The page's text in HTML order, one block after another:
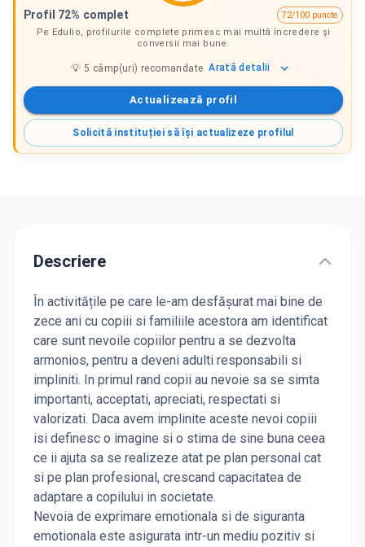
Profil 72% complet
72/100 puncte
Pe Edulio, profilurile complete primesc mai multă încredere și
conversii mai bune.
💡5 câmp(uri) recomandate Arată detalii
Actualizează profil
Solicită instituției să își actualizeze profilul
Descriere
În activitățile pe care le-am desfășurat mai bine de
zece ani cu copiii si familiile acestora am identificat
care sunt nevoile copiilor pentru a se dezvolta
armonios, pentru a deveni adulti responsabili si
impliniti. In primul rand copii au nevoie sa se simta
importanti, acceptati, apreciati, respectati si
valorizati. Daca avem implinite aceste nevoi copiii
isi definesc o imagine si o stima de sine buna ceea
ce ii ajuta sa se realizeze atat pe plan personal cat
si pe plan profesional, crescand capacitatea de
adaptare a copilului in societate.
Nevoia de exprimare emotionala si de siguranta
emotionala este asigurata intr-un mediu pozitiv si